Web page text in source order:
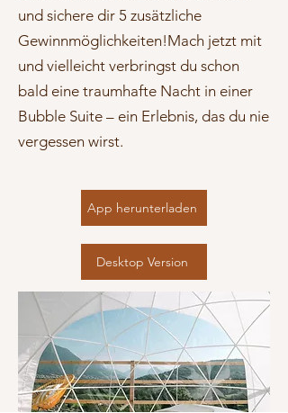
und sichere dir 5 zusätzliche
Gewinnmöglichkeiten!Mach jetzt mit
und vielleicht verbringst du schon
bald eine traumhafte Nacht in einer
Bubble Suite – ein Erlebnis, das du nie
vergessen wirst.
App herunterladen
Desktop Version